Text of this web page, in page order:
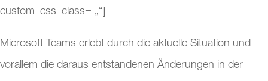
custom_css_class= „“]
Microsoft Teams erlebt durch die aktuelle Situation und
vorallem die daraus entstandenen Änderungen in der